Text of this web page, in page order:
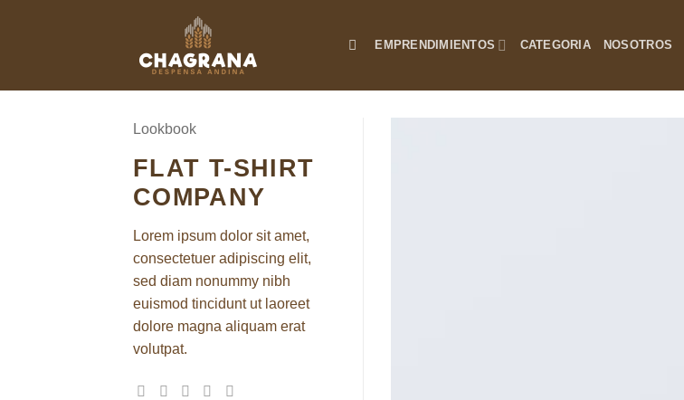
EMPRENDIMIENTOS CATEGORIA NOSOTROS
Lookbook
FLAT T-SHIRT
COMPANY
Lorem ipsum dolor sit amet,
consectetuer adipiscing elit,
sed diam nonummy nibh
euismod tincidunt ut laoreet
dolore magna aliquam erat
volutpat.